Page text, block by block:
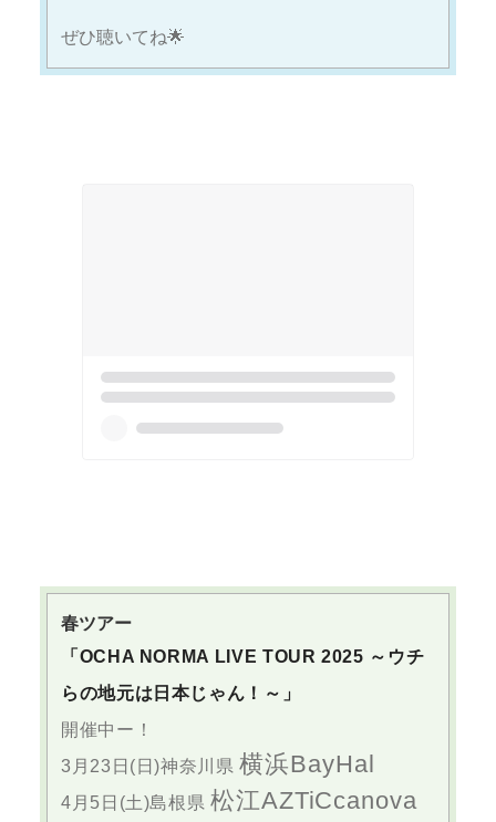
ぜひ聴いてね🌟
春ツアー
「OCHA NORMA LIVE TOUR 2025 ～ウチ
らの地元は日本じゃん！～」
開催中ー！
3月23日(日)神奈川県横浜BayHal
4月5日(土)島根県松江AZTiCcanova